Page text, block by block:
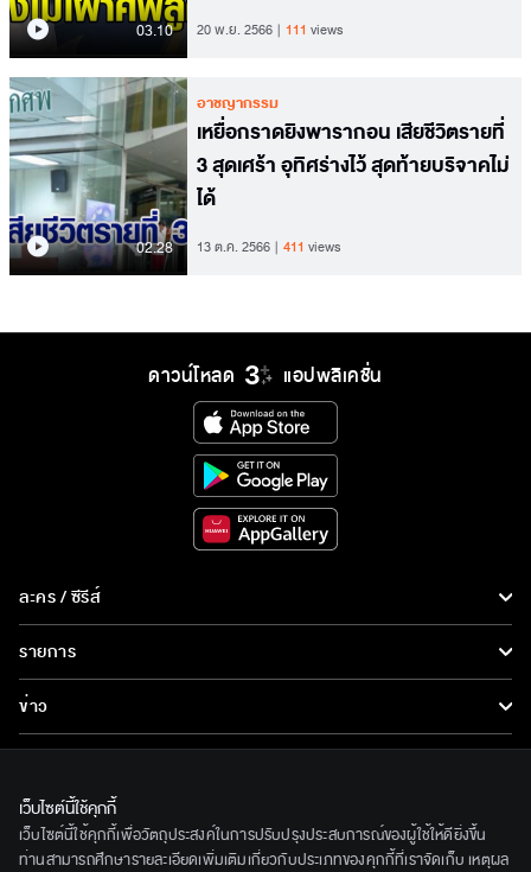
03.10 20 พ.ย. 2566 111 views
02.28
อาชญากรรม
เหยื่อกราดยิงพารากอน เสียชีวิตรายที่
3 สุดเศร้า อุทิศร่างไว้ สุดท้ายบริจาคไม่
ได้
13 ต.ค. 2566 411 views
ดาวน์โหลด แอปพลิเคชั่น
ละคร / ซีรีส์
ละคร/ซีรีส์
ซีรีส์นานาชาติ
การ์ตูน & เกม
รายการ
รายการทั้งหมด
ข่าว
ข่าวทั้งหมด
ข่าวประชาสัมพันธ์
ทีวีออนไลน์
เกี่ยวกับเรา
BEC World
เว็บไซต์นี้ใช้คุกกี้
เว็บไซต์นี้ใช้คุกกี้เพื่อวัตถุประสงค์ในการปรับปรุงประสบการณ์ของผู้ใช้ให้ดียิ่งขึ้น
ท่านสามารถศึกษารายละเอียดเพิ่มเติมเกี่ยวกับประเภทของคุกกี้ที่เราจัดเก็บ เหตุผล